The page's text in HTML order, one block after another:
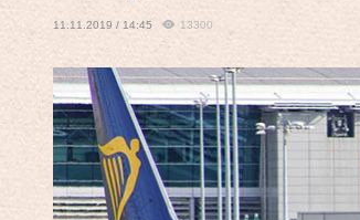
11.11.2019 / 14:45 13300